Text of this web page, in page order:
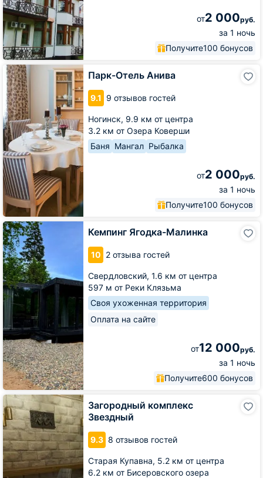
от2 000руб.
за 1 ночь
Получите100 бонусов
Парк-Отель Анива
9.1 9 отзывов гостей
Ногинск, 9.9 км от центра
3.2 км от Озера Коверши
Баня Мангал Рыбалка
от2 000руб.
за 1 ночь
Получите100 бонусов
Парк-
Отель
Анива
Кемпинг Ягодка-Малинка
10 2 отзыва гостей
Свердловский, 1.6 км от центра
597 м от Реки Клязьма
Своя ухоженная территория
Оплата на сайте
от12 000руб.
за 1 ночь
Получите600 бонусов
Кемпинг
Ягодка-
Малинка
Загородный комплекс
Звездный
9.3 8 отзывов гостей
Старая Купавна, 5.2 км от центра
6.2 км от Бисеровского озера
Загородный
комплекс
Звездный